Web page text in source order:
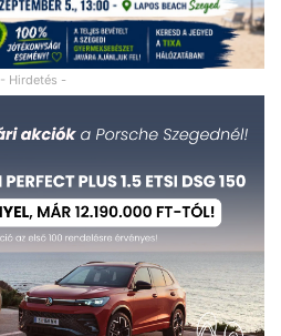
- Hirdetés -